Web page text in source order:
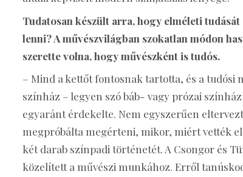
Tudatosan készült arra, hogy elméleti
lenni? A művészvilágban szokatlan módon
szerette volna, hogy művészként is tudós.
– Mind a kettőt fontosnak tartotta, és a
színház – legyen szó báb- vagy prózai
egyaránt érdekelte. Nem egyszerűen
megpróbálta megérteni, mikor, miért vették
két darab színpadi történetét. A Csongor és
közelített a művészi munkához. Erről